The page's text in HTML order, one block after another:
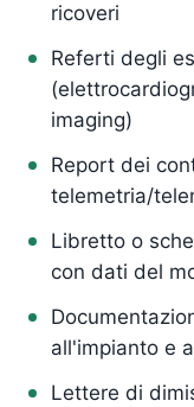
ricoveri
Referti degli
imaging)
Report dei
telemetria/
Libretto o
con dati del
all'impianto e
Lettere di